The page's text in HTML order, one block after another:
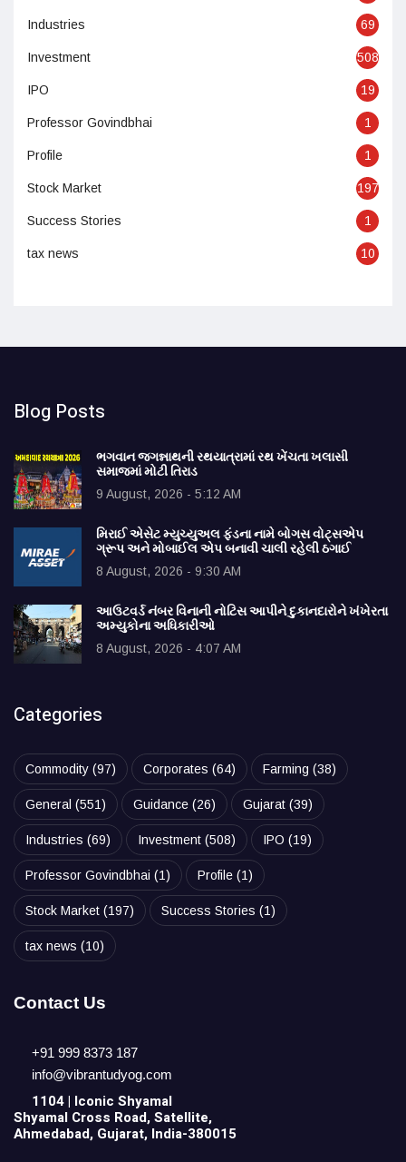
Industries 69
Investment 508
IPO 19
Professor Govindbhai 1
Profile 1
Stock Market 197
Success Stories 1
tax news 10
Blog Posts
ભગવાન જગન્નાથની રથયાત્રામાં રથ ખેંચતા ખલાસી
સમાજમાં મોટી તિરાડ
9 August, 2026 - 5:12 AM
મિરાઈ એસેટ મ્યુચ્યુઅલ ફંડના નામે બોગસ વોટ્સએપ
ગ્રૂપ અને મોબાઈલ એપ બનાવી ચાલી રહેલી ઠગાઈ
8 August, 2026 - 9:30 AM
આઉટવર્ડ નંબર વિનાની નોટિસ આપીને દુકાનદારોને ખંખેરતા
અમ્યુકોના અધિકારીઓ
8 August, 2026 - 4:07 AM
Categories
Commodity (97) Corporates (64) Farming (38)
General (551) Guidance (26) Gujarat (39)
Industries (69) Investment (508) IPO (19)
Professor Govindbhai (1) Profile (1)
Stock Market (197) Success Stories (1)
tax news (10)
Contact Us
+91 999 8373 187
info@vibrantudyog.com
1104 | Iconic Shyamal
Shyamal Cross Road, Satellite,
Ahmedabad, Gujarat, India-380015